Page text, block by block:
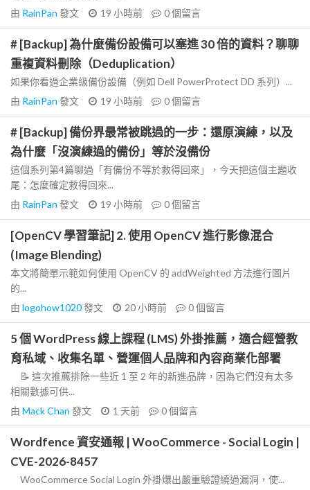
由 RainPan 發文 19 小時前 0個留言
# [Backup] 為什麼備份設備可以塞進 30 倍的資料？聊聊
重複資料刪除（Deduplication）
如果你看過企業級備份設備（例如 Dell PowerProtect DD 系列）...
由 RainPan 發文 19 小時前 0個留言
# [Backup] 備份界最常被跳過的一步：還原演練，以及
為什麼「沒演練過的備份」等於沒備份
這個系列第4篇聊過「有備份不等於救得回來」，今天把這個主題收
尾：怎麼確定救得回來...
由 RainPan 發文 19 小時前 0個留言
[OpenCV 學習筆記] 2. 使用 OpenCV 進行影像混合
(Image Blending)
本文將簡單示範如何使用 OpenCV 的 addWeighted 方法進行圖片
的...
由 logohow1020發文 20 小時前 0個留言
5 個 WordPress 線上課程 (LMS) 外掛推薦，適合經營教
育私域、收集名單、營運個人品牌和內容商業化部署
📝 這次推薦排除一些近 1 至 2 年的新進品牌，因為它們沒有太多
相關數據可供...
由 Mack Chan 發文 1 天前 0個留言
Wordfence 資安通報 | WooCommerce - Social Login |
CVE-2026-8457
WooCommerce Social Login 外掛爆出嚴重驗證繞過漏洞，使...